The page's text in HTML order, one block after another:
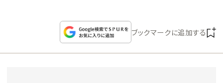
COLLECTION
ブックマークに追加する